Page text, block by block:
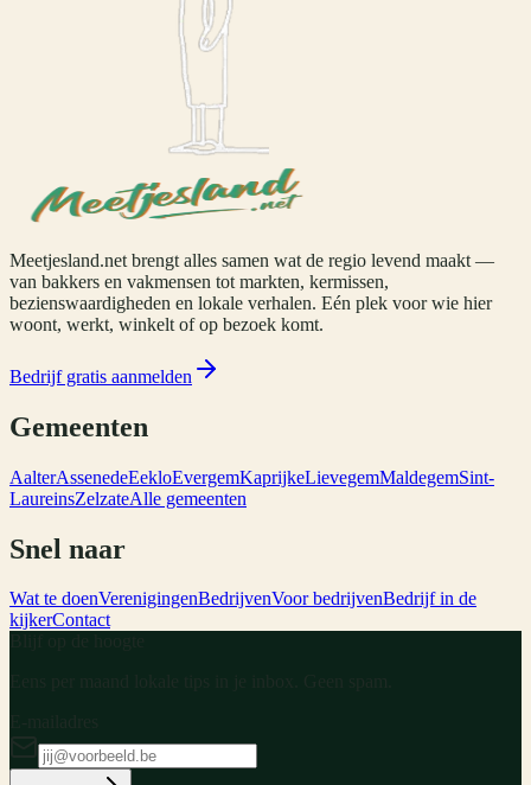
Meetjesland.net brengt alles samen wat de regio levend maakt —
van bakkers en vakmensen tot markten, kermissen,
bezienswaardigheden en lokale verhalen. Eén plek voor wie hier
woont, werkt, winkelt of op bezoek komt.
Bedrijf gratis aanmelden
Gemeenten
AalterAssenedeEekloEvergemKaprijkeLievegemMaldegemSint-
LaureinsZelzateAlle gemeenten
Snel naar
Wat te doenVerenigingenBedrijvenVoor bedrijvenBedrijf in de
kijkerContact